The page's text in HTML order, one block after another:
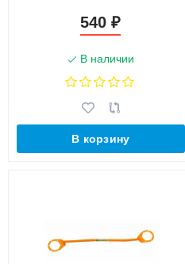
540₽
В наличии
В корзину